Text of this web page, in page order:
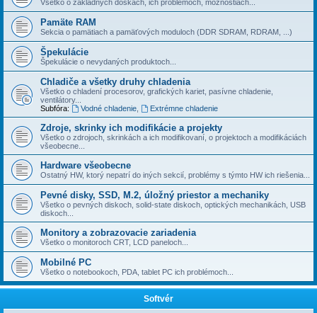
Všetko o základných doskách, ich problémoch, možnostiach...
Pamäte RAM
Sekcia o pamätiach a pamäťových moduloch (DDR SDRAM, RDRAM, ...)
Špekulácie
Špekulácie o nevydaných produktoch...
Chladiče a všetky druhy chladenia
Všetko o chladení procesorov, grafických kariet, pasí­vne chladenie,
ventilátory...
Subfóra:
Vodné chladenie, Extrémne chladenie
Zdroje, skrinky ich modifikácie a projekty
Všetko o zdrojoch, skrinkách a ich modifikovaní, o projektoch a modifikáciách
všeobecne...
Hardware všeobecne
Ostatný HW, ktorý nepatrí do iných sekcií­, problémy s týmto HW ich riešenia...
Pevné disky, SSD, M.2, úložný priestor a mechaniky
Všetko o pevných diskoch, solid-state diskoch, optických mechanikách, USB
diskoch...
Monitory a zobrazovacie zariadenia
Všetko o monitoroch CRT, LCD paneloch...
Mobilné PC
Všetko o notebookoch, PDA, tablet PC ich problémoch...
Softvér